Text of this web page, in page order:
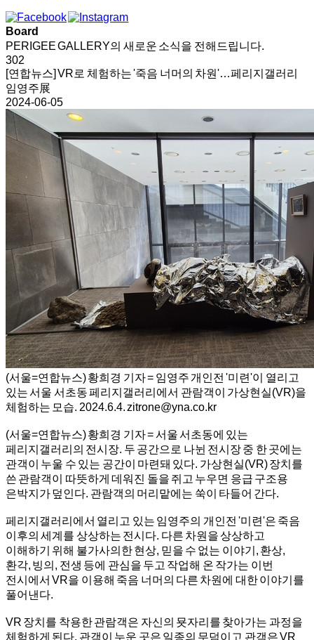
Board
PERIGEE GALLERY의 새로운 소식을 전해드립니다.
302
[연합뉴스] VR로 체험하는 '죽음 너머의 차원'…페리지갤러리
임영주展
2024-06-05
(서울=연합뉴스) 황희경 기자 = 임영주 개인전 '미련'이 열리고
있는 서울 서초동 페리지갤러리에서 관람객이 가상현실(VR)을
체험하는 모습. 2024.6.4. zitrone@yna.co.kr
(서울=연합뉴스) 황희경 기자 = 서울 서초동에 있는
페리지갤러리의 전시장. 두 공간으로 나뉜 전시장 중 한 곳에는
관객이 누울 수 있는 공간이 마련돼 있다. 가상현실(VR) 장치를
쓴 관람객이 따뜻하게 데워진 돌을 쥐고 누우면 응급 구조용
은박지가 덮인다. 관람객의 머리맡에는 쑥이 타들어 간다.
페리지갤러리에서 열리고 있는 임영주의 개인전 '미련'은 죽음
이후의 세계를 상상하는 전시다. 다른 차원을 상상하고
이해하기 위해 불가사의한 현상, 믿을 수 없는 이야기, 환상,
환각, 빙의, 전생 등에 관심을 두고 작업해 온 작가는 이번
전시에서 VR을 이용해 죽음 너머의 다른 차원에 대한 이야기를
풀어낸다.
VR 장치를 착용한 관람객은 자신의 묫자리를 찾아가는 과정을
체험하게 된다. 관객이 누운 곳은 일종의 무덤이고 관객은 VR